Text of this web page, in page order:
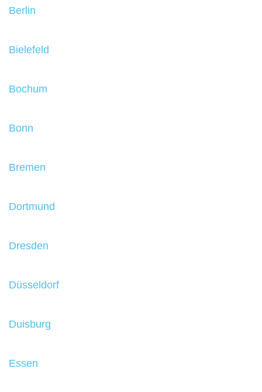
Berlin
Bielefeld
Bochum
Bonn
Bremen
Dortmund
Dresden
Düsseldorf
Duisburg
Essen